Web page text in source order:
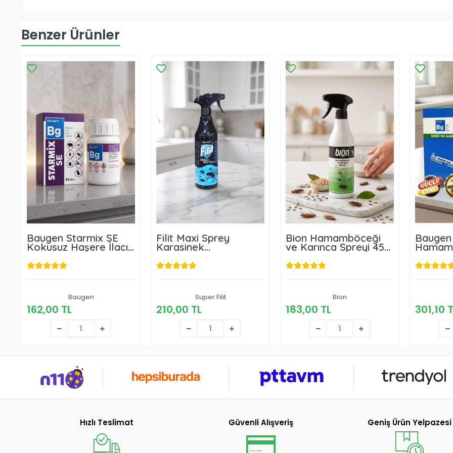
Benzer Ürünler
Baugen Starmix SE
Kokusuz Haşere İlacı
Baugen
162,00 TL
162,00 TL
Sepete Ekle
Filit Maxi Sprey
Karasinek
Karınca Pire 450 Ml
Super Filit
210,00 TL
210,00 TL
Sepete Ekle
Bion Hamamböceği
ve Karınca Spreyi 450
Bion
183,00 TL
183,00 TL
Sepete Ekle
301,10
Hızlı Teslimat Güvenli Alışveriş Geniş Ürün Yelpazesi